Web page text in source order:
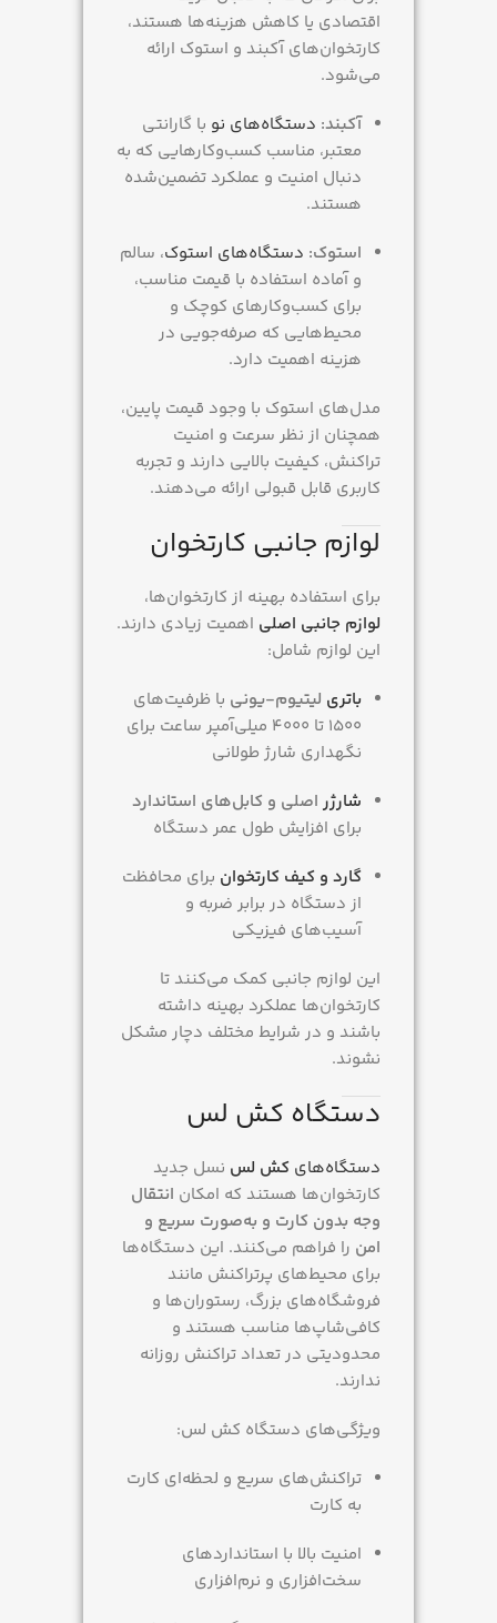
اقتصادی یا کاهش هزینه‌ها هستند،
کارتخوان‌های آکبند و استوک ارائه
می‌شود.
آکبند: دستگاه‌های نو با گارانتی
معتبر، مناسب کسب‌وکارهایی که به
دنبال امنیت و عملکرد تضمین‌شده
هستند.
استوک: دستگاه‌های استوک، سالم
و آماده استفاده با قیمت مناسب،
برای کسب‌وکارهای کوچک و
محیط‌هایی که صرفه‌جویی در
هزینه اهمیت دارد.
مدل‌های استوک با وجود قیمت پایین،
همچنان از نظر سرعت و امنیت
تراکنش، کیفیت بالایی دارند و تجربه
کاربری قابل قبولی ارائه می‌دهند.
لوازم جانبی کارتخوان
برای استفاده بهینه از کارتخوان‌ها،
لوازم جانبی اصلی اهمیت زیادی دارند.
این لوازم شامل:
باتری لیتیوم-یونی با ظرفیت‌های
۱۵۰۰ تا ۴۰۰۰ میلی‌آمپر ساعت برای
نگهداری شارژ طولانی
شارژر اصلی و کابل‌های استاندارد
برای افزایش طول عمر دستگاه
گارد و کیف کارتخوان برای محافظت
از دستگاه در برابر ضربه و
آسیب‌های فیزیکی
این لوازم جانبی کمک می‌کنند تا
کارتخوان‌ها عملکرد بهینه داشته
باشند و در شرایط مختلف دچار مشکل
نشوند.
دستگاه کش لس
دستگاه‌های کش لس نسل جدید
کارتخوان‌ها هستند که امکان انتقال
وجه بدون کارت و به‌صورت سریع و
امن را فراهم می‌کنند. این دستگاه‌ها
برای محیط‌های پرتراکنش مانند
فروشگاه‌های بزرگ، رستوران‌ها و
کافی‌شاپ‌ها مناسب هستند و
محدودیتی در تعداد تراکنش روزانه
ندارند.
ویژگی‌های دستگاه کش لس:
تراکنش‌های سریع و لحظه‌ای کارت
به کارت
امنیت بالا با استانداردهای
سخت‌افزاری و نرم‌افزاری